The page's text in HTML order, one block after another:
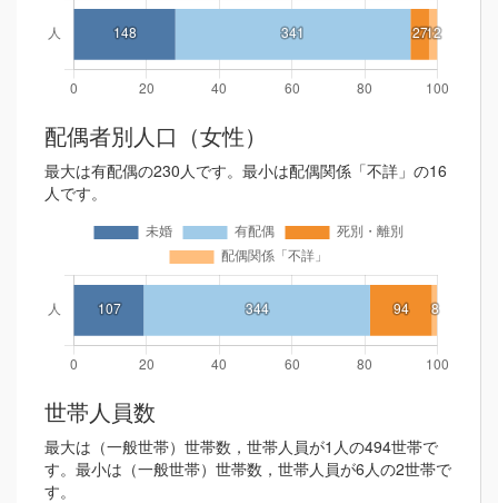
配偶者別人口（女性）
最大は有配偶の230人です。最小は配偶関係「不詳」の16
人です。
世帯人員数
最大は（一般世帯）世帯数，世帯人員が1人の494世帯で
す。最小は（一般世帯）世帯数，世帯人員が6人の2世帯で
す。